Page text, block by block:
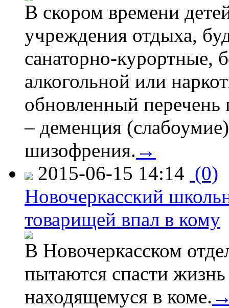
В скором времени
учреждения отдыха,
санаторно-курортные,
алкогольной или
обновленный
– деменция
шизофрения. →
2015-06-15 14:14 (0)
Новочеркасский
товарищей впал в кому
В Новочеркасском
пытаются спасти
находящемуся в коме.